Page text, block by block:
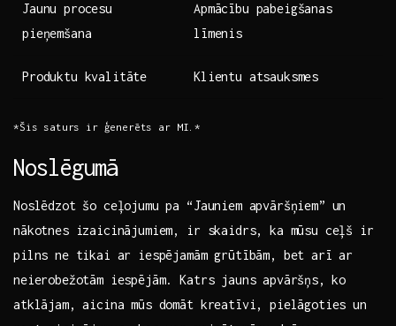
Jaunu procesu
pieņemšana
Apmācību pabeigšanas
līmenis
Produktu kvalitāte Klientu atsauksmes
*Šis saturs ir ģenerēts ar MI.*
Noslēgumā
Noslēdzot šo ceļojumu pa “Jauniem apvāršņiem” un
nākotnes izaicinājumiem, ir skaidrs, ka mūsu ceļš ir
pilns ne tikai ar iespējamām grūtībām, bet arī ar
neierobežotām iespējām. Katrs jauns apvāršņs,⁣ ko
atklājam, aicina mūs domāt kreatīvi, pielāgoties un